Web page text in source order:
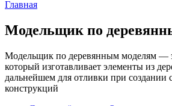
Главная
Мо­дель­щик по
Модельщик по деревянным моделям —
который изготавливает элементы из
дальнейшем для отливки при
конструкций